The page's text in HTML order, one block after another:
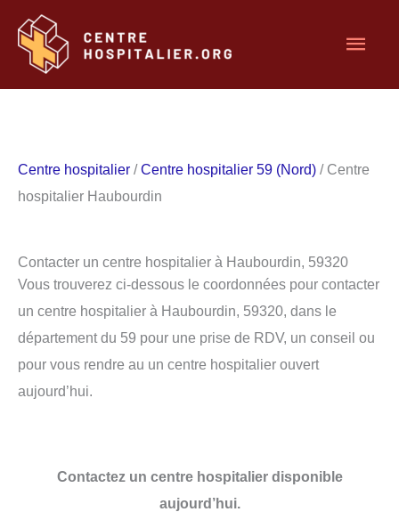
contenu
Centre hospitalier /Centre hospitalier 59 (Nord) / Centre
hospitalier Haubourdin
Contacter un centre hospitalier à Haubourdin, 59320
Vous trouverez ci-dessous le coordonnées pour contacter
un centre hospitalier à Haubourdin, 59320, dans le
département du 59 pour une prise de RDV, un conseil ou
pour vous rendre au un centre hospitalier ouvert
aujourd’hui.
Contactez un centre hospitalier disponible
aujourd’hui.